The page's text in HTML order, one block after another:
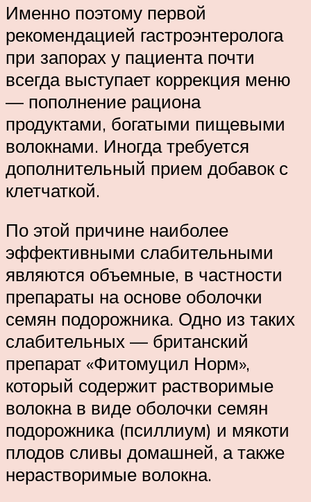
Именно поэтому первой
рекомендацией гастроэнтеролога
при запорах у пациента почти
всегда выступает коррекция меню
— пополнение рациона
продуктами, богатыми пищевыми
волокнами. Иногда требуется
дополнительный прием добавок с
клетчаткой.
По этой причине наиболее
эффективными слабительными
являются объемные, в частности
препараты на основе оболочки
семян подорожника. Одно из таких
слабительных — британский
препарат «Фитомуцил Норм»,
который содержит растворимые
волокна в виде оболочки семян
подорожника (псиллиум) и мякоти
плодов сливы домашней, а также
нерастворимые волокна.